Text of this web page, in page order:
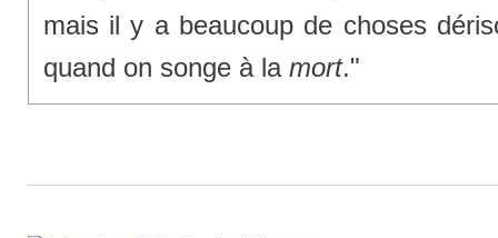
mais il y a beaucoup de choses
quand on songe à la mort."